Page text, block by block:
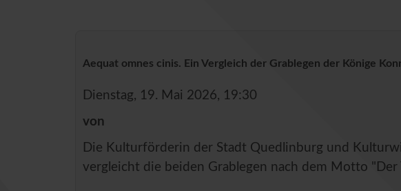
Aequat omnes cinis. Ein Vergleich der Grablegen der Könige
Dienstag, 19. Mai 2026, 19:30
von
Die Kulturförderin der Stadt Quedlinburg und
vergleicht die beiden Grablegen nach dem Motto "Der